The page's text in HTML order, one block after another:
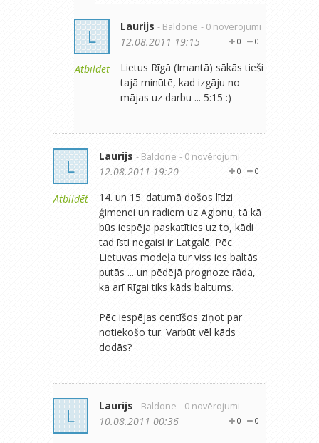
L
Atbildēt
Laurijs - Baldone - 0 novērojumi
0
0
12.08.2011 19:15
Lietus Rīgā (Imantā) sākās tieši
tajā minūtē, kad izgāju no
mājas uz darbu ... 5:15 :)
L
Atbildēt
Laurijs - Baldone - 0 novērojumi
0
0
12.08.2011 19:20
14. un 15. datumā došos līdzi
ģimenei un radiem uz Aglonu, tā kā
būs iespēja paskatīties uz to, kādi
tad īsti negaisi ir Latgalē. Pēc
Lietuvas modeļa tur viss ies baltās
putās ... un pēdējā prognoze rāda,
ka arī Rīgai tiks kāds baltums.
Pēc iespējas centīšos ziņot par
notiekošo tur. Varbūt vēl kāds
dodās?
L Laurijs - Baldone - 0 novērojumi
0
0
10.08.2011 00:36